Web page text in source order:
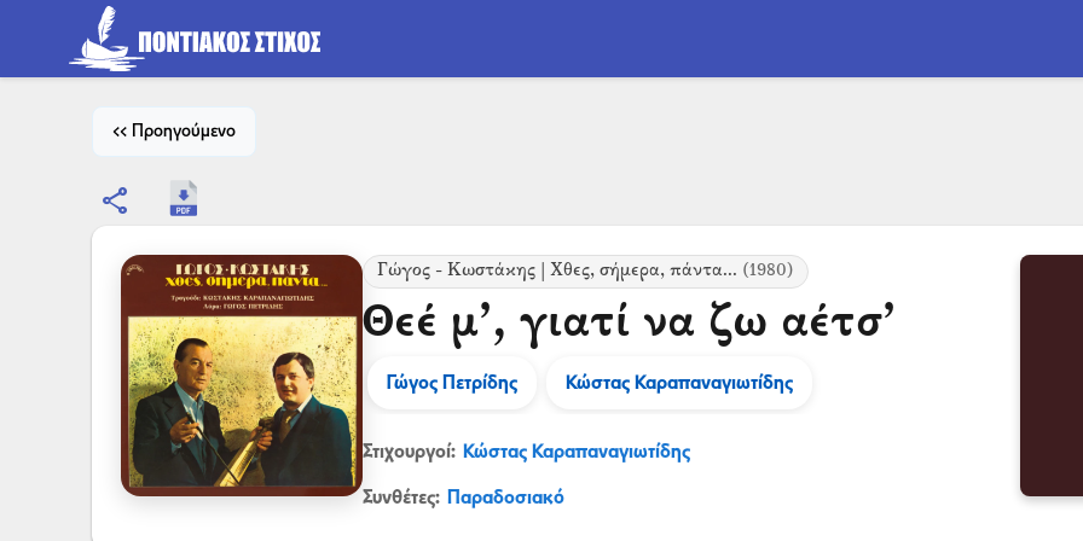
<< Προηγούμενο
share
Γώγος - Κωστάκης | Χθες, σήμερα, πάντα... (1980)
Θεέ μ’, γιατί να ζω αέτσ’
Γώγος Πετρίδης Κώστας Καραπαναγιωτίδης
Στιχουργοί: Κώστας Καραπαναγιωτίδης
Συνθέτες: Παραδοσιακό